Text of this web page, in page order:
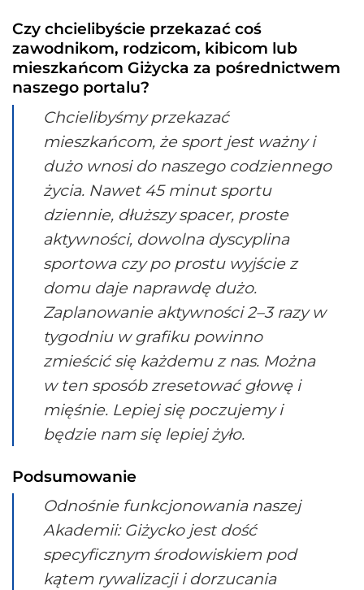
Czy chcielibyście przekazać coś
zawodnikom, rodzicom, kibicom lub
mieszkańcom Giżycka za pośrednictwem
naszego portalu?
Chcielibyśmy przekazać
mieszkańcom, że sport jest ważny i
dużo wnosi do naszego codziennego
życia. Nawet 45 minut sportu
dziennie, dłuższy spacer, proste
aktywności, dowolna dyscyplina
sportowa czy po prostu wyjście z
domu daje naprawdę dużo.
Zaplanowanie aktywności 2–3 razy w
tygodniu w grafiku powinno
zmieścić się każdemu z nas. Można
w ten sposób zresetować głowę i
mięśnie. Lepiej się poczujemy i
będzie nam się lepiej żyło.
Podsumowanie
Odnośnie funkcjonowania naszej
Akademii: Giżycko jest dość
specyficznym środowiskiem pod
kątem rywalizacji i dorzucania